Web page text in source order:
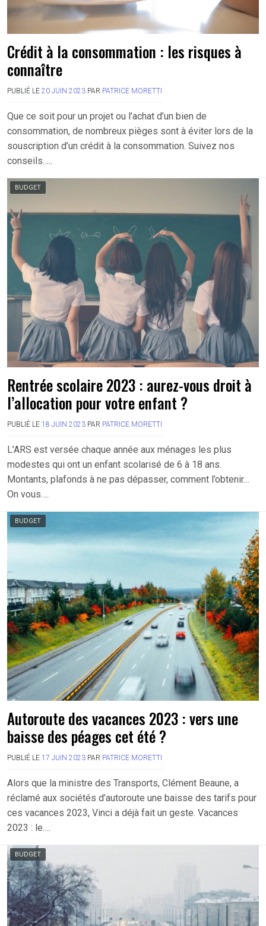
Crédit à la consommation : les risques à
connaître
PUBLIÉ LE 20 JUIN 2023 PAR PATRICE MORETTI
Que ce soit pour un projet ou l’achat d’un bien de
consommation, de nombreux pièges sont à éviter lors de la
souscription d’un crédit à la consommation. Suivez nos
conseils…..
BUDGET
Rentrée scolaire 2023 : aurez-vous droit à
l’allocation pour votre enfant ?
PUBLIÉ LE 18 JUIN 2023 PAR PATRICE MORETTI
L’ARS est versée chaque année aux ménages les plus
modestes qui ont un enfant scolarisé de 6 à 18 ans.
Montants, plafonds à ne pas dépasser, comment l’obtenir…
On vous….
BUDGET
Autoroute des vacances 2023 : vers une
baisse des péages cet été ?
PUBLIÉ LE 17 JUIN 2023 PAR PATRICE MORETTI
Alors que la ministre des Transports, Clément Beaune, a
réclamé aux sociétés d’autoroute une baisse des tarifs pour
ces vacances 2023, Vinci a déjà fait un geste. Vacances
2023 : le….
BUDGET